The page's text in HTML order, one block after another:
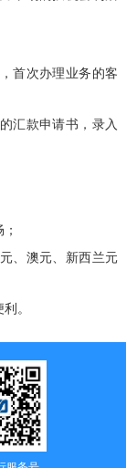
首次办理业务的客
汇款申请书，录入
、澳元、新西兰元
。